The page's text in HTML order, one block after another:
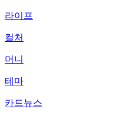
라이프
컬처
머니
테마
카드뉴스